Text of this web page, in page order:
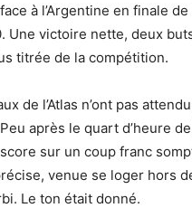
à l’Argentine en finale
Une victoire nette, deux
titrée de la compétition.
de l’Atlas n’ont pas
après le quart d’heure
sur un coup franc
venue se loger hors
Le ton était donné.